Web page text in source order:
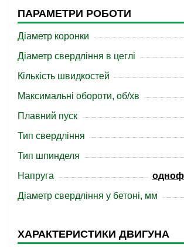
ПАРАМЕТРИ РОБОТИ
Діаметр коронки
Діаметр свердління в цеглі
Кількість швидкостей
Максимальні обороти, об/хв
Плавний пуск
Тип свердління
Тип шпинделя
Напруга
Діаметр свердління у бетоні, мм
ХАРАКТЕРИСТИКИ ДВИГУНА